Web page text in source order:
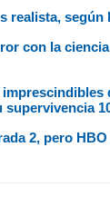
realista, según
con la
2, pero